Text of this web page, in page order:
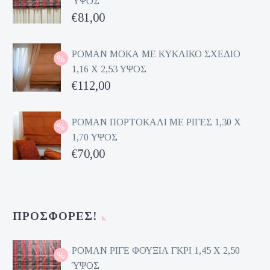
Original
was:
€162,00.
€81,00
τρέχουσα
τιμή
είναι:
ΡΟΜΑΝ ΜΟΚΑ ΜΕ ΚΥΚΛΙΚΟ ΣΧΕΔΙΟ
1,16 Χ 2,53 ΥΨΟΣ
Original
was:
€224,00.
€112,00
τρέχουσα
τιμή
είναι:
ΡΟΜΑΝ ΠΟΡΤΟΚΑΛΙ ΜΕ ΡΙΓΕΣ 1,30 Χ
1,70 ΥΨΟΣ
Original
€70,00
ΠΡΟΣΦΟΡΈΣ!
ΡΟΜΑΝ ΡΙΓΕ ΦΟΥΞΙΑ ΓΚΡΙ 1,45 Χ 2,50
ΎΨΟΣ